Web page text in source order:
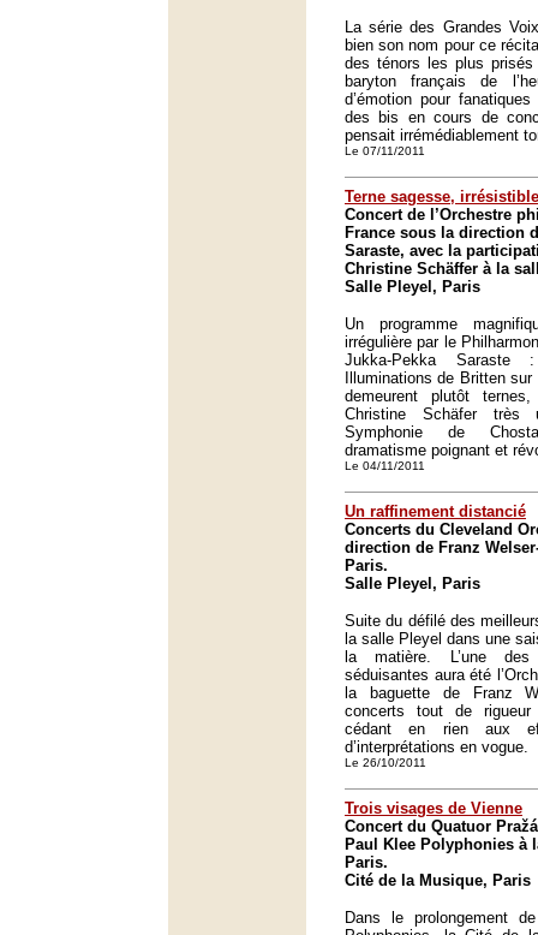
La série des Grandes
bien son nom pour ce
des ténors les plus
baryton français de
d’émotion pour
des bis en cours de
pensait irrémédiablement
Le 07/11/2011
Terne sagesse,
Concert de l’Orchestre
France sous la direction
Saraste, avec la
Christine Schäffer à la
Salle Pleyel, Paris
Un programme
irrégulière par le
Jukka-Pekka
Illuminations de Britten
demeurent plutôt
Christine Schäfer très
Symphonie de
dramatisme poignant et
Le 04/11/2011
Un raffinement distancié
Concerts du Cleveland
direction de Franz
Paris.
Salle Pleyel, Paris
Suite du défilé des
la salle Pleyel dans une
la matière. L’une
séduisantes aura été
la baguette de Franz
concerts tout de
cédant en rien aux
d’interprétations en vogue.
Le 26/10/2011
Trois visages de Vienne
Concert du Quatuor
Paul Klee Polyphonies à
Paris.
Cité de la Musique, Paris
Dans le prolongement